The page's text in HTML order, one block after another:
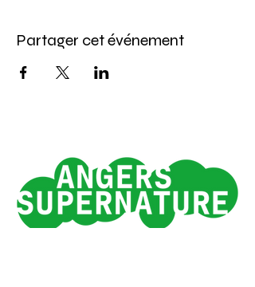
Partager cet événement